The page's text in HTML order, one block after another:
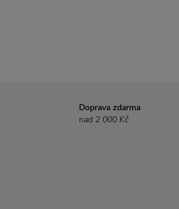
Doprava zdarma
nad 2 000 Kč